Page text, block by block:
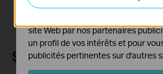
Subscription
site Web par nos partenaires
un profil de vos intérêts et pour
publicités pertinentes sur d'autres